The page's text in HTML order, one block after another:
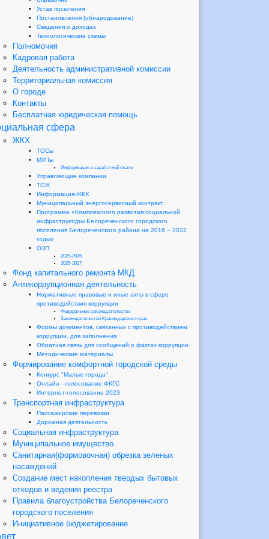
Устав поселения
Постановления (обнародование)
Сведения о доходах
Технологические схемы
Полномочия
Кадровая работа
Деятельность административной комиссии
Территориальная комиссия
О городе
Контакты
Бесплатная юридическая помощь
сфера
ЖКХ
ТОСы
МУПы
Информация о заработной плате
Управляющие компании
ТСЖ
Информация-ЖКХ
Муниципальный энергосервисный контракт
Программа «Комплексного развития социальной
инфраструктуры Белореченского городского
поселения Белореченского района на 2016 – 2032
годы»
ОЗП
2025-2026
2026-2027
Фонд капитального ремонта МКД
Антикоррупционная деятельность
Нормативные правовые и иные акты в сфере
противодействия коррупции
Федеральное законодательство
Законодательство Краснодарского края
Формы документов, связанных с противодействием
коррупции, для заполнения
Обратная связь для сообщений о фактах коррупции
Методические материалы
Формирование комфортной городской среды
Конкурс "Малые города"
Онлайн - голосование ФКГС
Интернет-голосование 2023
Транспортная инфраструктура
Пассажирские перевозки
Дорожная деятельность
Социальная инфраструктура
Муниципальное имущество
Санитарная(формовочная) обрезка зеленых
насаждений
Создание мест накопления твердых бытовых
отходов и ведения реестра
Правила благоустройства Белореченского
городского поселения
Инициативное бюджетирование